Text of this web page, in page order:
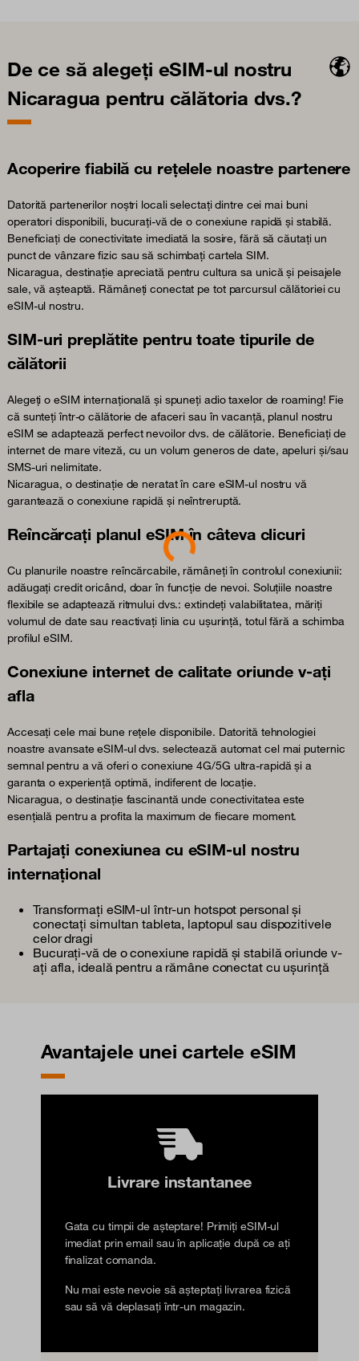
De ce să alegeți eSIM-ul nostru
Nicaragua pentru călătoria dvs.?
Acoperire fiabilă cu rețelele noastre partenere
Datorită partenerilor noștri locali selectați dintre cei mai buni
operatori disponibili, bucurați-vă de o conexiune rapidă și stabilă.
Beneficiați de conectivitate imediată la sosire, fără să căutați un
punct de vânzare fizic sau să schimbați cartela SIM.
Nicaragua, destinație apreciată pentru cultura sa unică și peisajele
sale, vă așteaptă. Rămâneți conectat pe tot parcursul călătoriei cu
eSIM-ul nostru.
SIM-uri preplătite pentru toate tipurile de
călătorii
Alegeți o eSIM internațională și spuneți adio taxelor de roaming! Fie
că sunteți într-o călătorie de afaceri sau în vacanță, planul nostru
eSIM se adaptează perfect nevoilor dvs. de călătorie. Beneficiați de
internet de mare viteză, cu un volum generos de date, apeluri și/sau
SMS-uri nelimitate.
Nicaragua, o destinație de neratat în care eSIM-ul nostru vă
garantează o conexiune rapidă și neîntreruptă.
Reîncărcați planul eSIM în câteva clicuri
Cu planurile noastre reîncărcabile, rămâneți în controlul conexiunii:
adăugați credit oricând, doar în funcție de nevoi. Soluțiile noastre
flexibile se adaptează ritmului dvs.: extindeți valabilitatea, măriți
volumul de date sau reactivați linia cu ușurință, totul fără a schimba
profilul eSIM.
Conexiune internet de calitate oriunde v-ați
afla
Accesați cele mai bune rețele disponibile. Datorită tehnologiei
noastre avansate eSIM-ul dvs. selectează automat cel mai puternic
semnal pentru a vă oferi o conexiune 4G/5G ultra-rapidă și a
garanta o experiență optimă, indiferent de locație.
Nicaragua, o destinație fascinantă unde conectivitatea este
esențială pentru a profita la maximum de fiecare moment.
Partajați conexiunea cu eSIM-ul nostru
internațional
Transformați eSIM-ul într-un hotspot personal și
conectați simultan tableta, laptopul sau dispozitivele
celor dragi
Bucurați-vă de o conexiune rapidă și stabilă oriunde v-
ați afla, ideală pentru a rămâne conectat cu ușurință
Avantajele unei cartele eSIM
Livrare instantanee
Gata cu timpii de așteptare! Primiți eSIM-ul
imediat prin email sau în aplicație după ce ați
finalizat comanda.
Nu mai este nevoie să așteptați livrarea fizică
sau să vă deplasați într-un magazin.
Loading...